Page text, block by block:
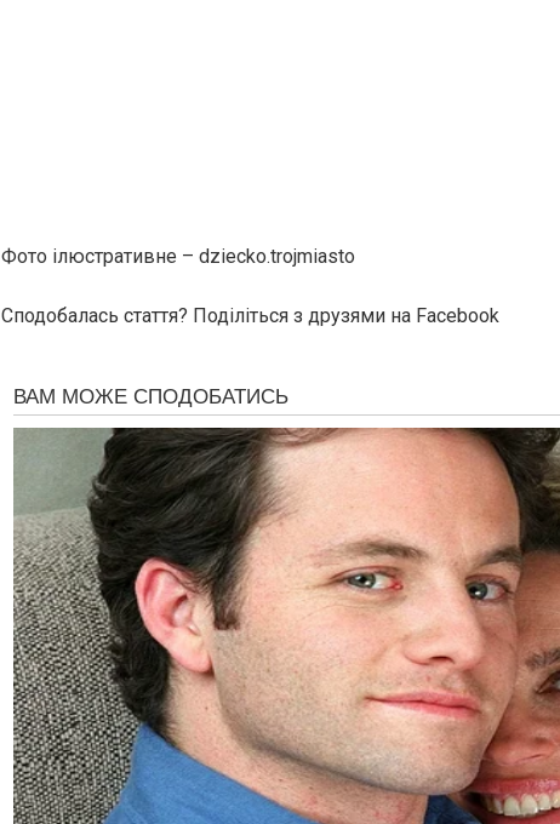
Фото ілюстративне – dziecko.trojmiasto
Сподобалась стаття? Поділіться з друзями на Facebook